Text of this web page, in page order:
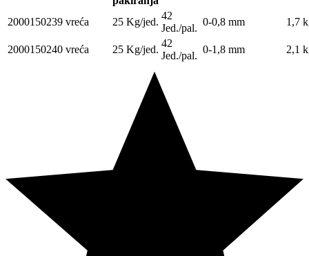
2000150239 vreća 25 Kg/jed.
42
Jed./pal.
0-0,8 mm 1,7
2000150240 vreća 25 Kg/jed.
42
Jed./pal.
0-1,8 mm 2,1